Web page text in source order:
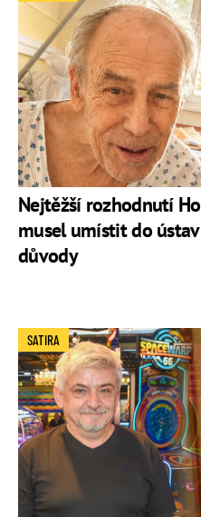
Nejtěžší rozhodnutí
musel umístit do
důvody
SATIRA